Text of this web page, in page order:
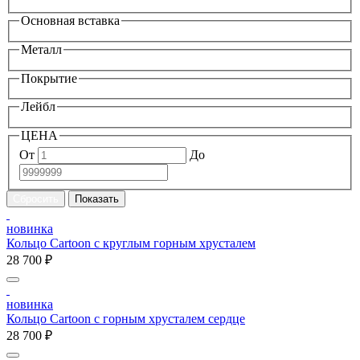
Основная вставка
Металл
Покрытие
Лейбл
ЦЕНА
От
До
новинка
Кольцо Cartoon c круглым горным хрусталем
28 700 ₽
новинка
Кольцо Cartoon c горным хрусталем сердце
28 700 ₽